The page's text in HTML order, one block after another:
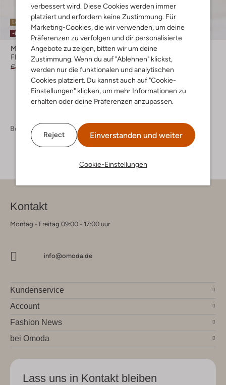
verbessert wird. Diese Cookies werden immer
platziert und erfordern keine Zustimmung. Für
Marketing-Cookies, die wir verwenden, um deine
Präferenzen zu verfolgen und dir personalisierte
Angebote zu zeigen, bitten wir um deine
Zustimmung. Wenn du auf "Ablehnen" klickst,
werden nur die funktionalen und analytischen
Cookies platziert. Du kannst auch auf "Cookie-
Einstellungen" klicken, um mehr Informationen zu
erhalten oder deine Präferenzen anzupassen.
Reject Einverstanden und weiter
Cookie-Einstellungen
Letzter Artikel
-60%
Minus
Flared jeans
€ 99,95
€ 39,99
Letzter Artikel
Minus
Skinny Jeans
€ 79,95
€ 31,99
Bekleidung Jeans
Kontakt
Montag - Freitag 09:00 - 17:00 uur
info@omoda.de
Kundenservice
Account
Fashion News
bei Omoda
Lass uns in Kontakt bleiben